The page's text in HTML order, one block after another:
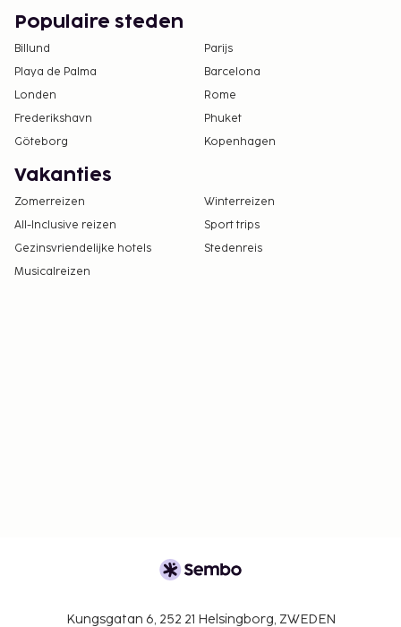
Populaire steden
Billund
Parijs
Playa de Palma
Barcelona
Londen
Rome
Frederikshavn
Phuket
Göteborg
Kopenhagen
Vakanties
Zomerreizen
Winterreizen
All-Inclusive reizen
Sport trips
Gezinsvriendelijke hotels
Stedenreis
Musicalreizen
Kungsgatan 6, 252 21 Helsingborg, ZWEDEN